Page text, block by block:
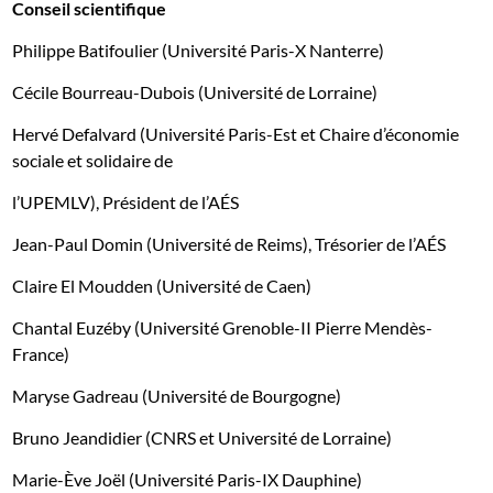
Conseil scientifique
Philippe Batifoulier (Université Paris-X Nanterre)
Cécile Bourreau-Dubois (Université de Lorraine)
Hervé Defalvard (Université Paris-Est et Chaire d’économie
sociale et solidaire de
l’UPEMLV), Président de l’AÉS
Jean-Paul Domin (Université de Reims), Trésorier de l’AÉS
Claire El Moudden (Université de Caen)
Chantal Euzéby (Université Grenoble-II Pierre Mendès-
France)
Maryse Gadreau (Université de Bourgogne)
Bruno Jeandidier (CNRS et Université de Lorraine)
Marie-Ève Joël (Université Paris-IX Dauphine)